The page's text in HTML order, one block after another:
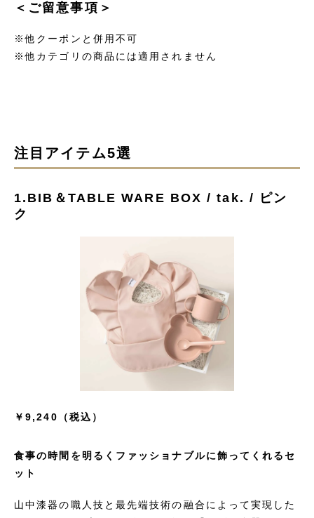
＜ご留意事項＞
※他クーポンと併用不可
※他カテゴリの商品には適用されません
注目アイテム5選
1.BIB＆TABLE WARE BOX / tak. / ピン
ク
￥9,240（税込）
食事の時間を明るくファッショナブルに飾ってくれるセ
ット
山中漆器の職人技と最先端技術の融合によって実現した